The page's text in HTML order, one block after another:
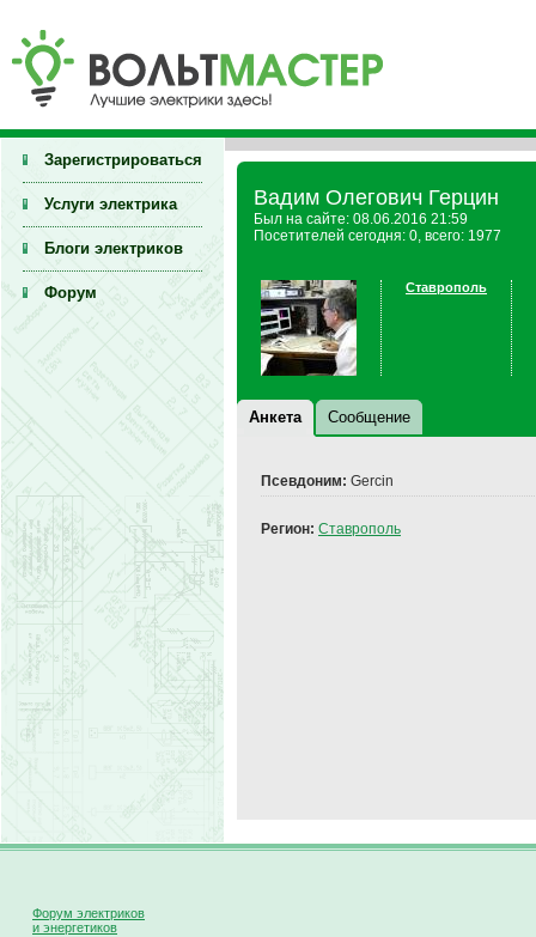
Зарегистрироваться
Услуги электрика
Блоги электриков
Форум
Вадим Олегович Герцин
Был на сайте: 08.06.2016 21:59
Посетителей сегодня: 0, всего: 1977
Ставрополь
Анкета Сообщение
Псевдоним: Gercin
Регион: Ставрополь
Форум электриков
и энергетиков